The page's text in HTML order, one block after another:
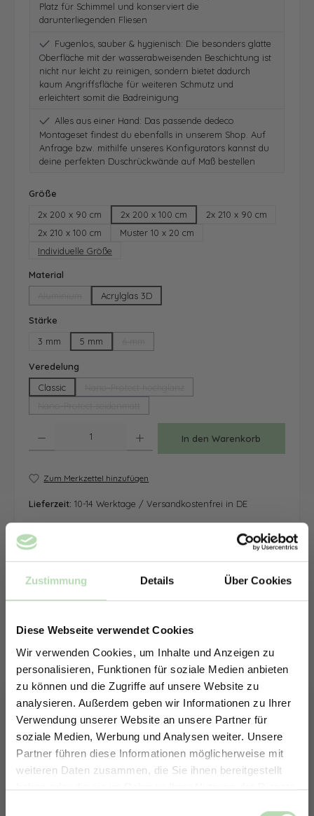
Zustimmung Details Über Cookies
Diese Webseite verwendet Cookies
Wir verwenden Cookies, um Inhalte und Anzeigen zu
personalisieren, Funktionen für soziale Medien anbieten
zu können und die Zugriffe auf unsere Website zu
analysieren. Außerdem geben wir Informationen zu Ihrer
Verwendung unserer Website an unsere Partner für
soziale Medien, Werbung und Analysen weiter. Unsere
Partner führen diese Informationen möglicherweise mit
weiteren Daten zusammen, die Sie ihnen bereitgestellt
haben oder die sie im Rahmen Ihrer Nutzung der Dienste
Platz für Schimmel und konserviert die
darunterliegenden Fliesen
Fugenlos, sauber & hygienisch: Die besonders glatte
Oberfläche mit der wasserabweisenden Beschichtung ist
nicht nur leicht zu reinigen, sondern bietet dadurch
kaum Angriffsfläche für weiteren Schmutz und
erleichtert somit die Badreinigung
Alles aus einer Hand: Das passende dedeco
Montageset findest du ebenfalls in unserem Shop. Auf
Anfrage bzw. mithilfe unseres Konfigurators kannst du
deine perfekten Duschrückwände auf Maß bestellen
Größe
2x 200 x 90 cm
2x 200 x 100 cm
2x 210 x 90 cm
2x 210 x 100 cm
Muster 10 x 20 cm
Individuelle Größe
Material
(Diese Option ist zurzeit nicht verfügbar.)
Acrylglas 3D
Stärke
3 mm
5 mm
Veredelung
Classic
In den Warenkorb
Zum Merkzettel hinzufügen
Lieferzeit: 10-14 Werktage / Versandkostenfrei in DE
ERHALTE 5% RABATT AUF
DEINE RÜCKWÄNDE